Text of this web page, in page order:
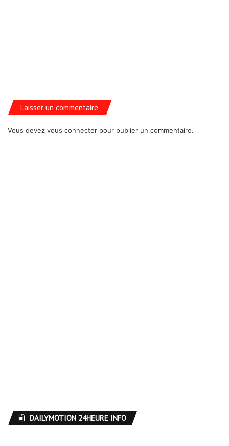
Laisser un commentaire
Vous devez vous connecter pour publier un commentaire.
DAILYMOTION 24HEURE INFO